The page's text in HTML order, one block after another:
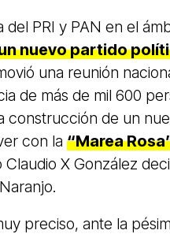
PRI y PAN en el
nuevo partido
una reunión
de más de mil 600
construcción de un
con la “Marea
X González
preciso, ante la